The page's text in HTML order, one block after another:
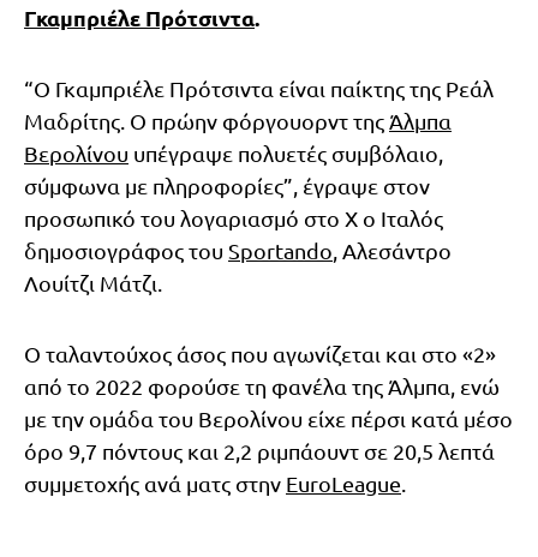
Γκαμπριέλε Πρότσιντα.
“Ο Γκαμπριέλε Πρότσιντα είναι παίκτης της Ρεάλ
Μαδρίτης. Ο πρώην φόργουορντ της Άλμπα
Βερολίνου υπέγραψε πολυετές συμβόλαιο,
σύμφωνα με πληροφορίες”, έγραψε στον
προσωπικό του λογαριασμό στο Χ ο Ιταλός
δημοσιογράφος του Sportando , Αλεσάντρο
Λουίτζι Μάτζι.
Ο ταλαντούχος άσος που αγωνίζεται και στο «2»
από το 2022 φορούσε τη φανέλα της Άλμπα, ενώ
με την ομάδα του Βερολίνου είχε πέρσι κατά μέσο
όρο 9,7 πόντους και 2,2 ριμπάουντ σε 20,5 λεπτά
συμμετοχής ανά ματς στην EuroLeague